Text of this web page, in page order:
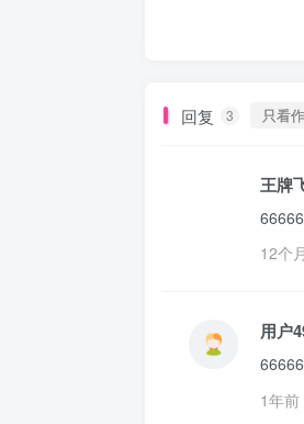
回复 3 只看
王牌
12个
用户
1年前